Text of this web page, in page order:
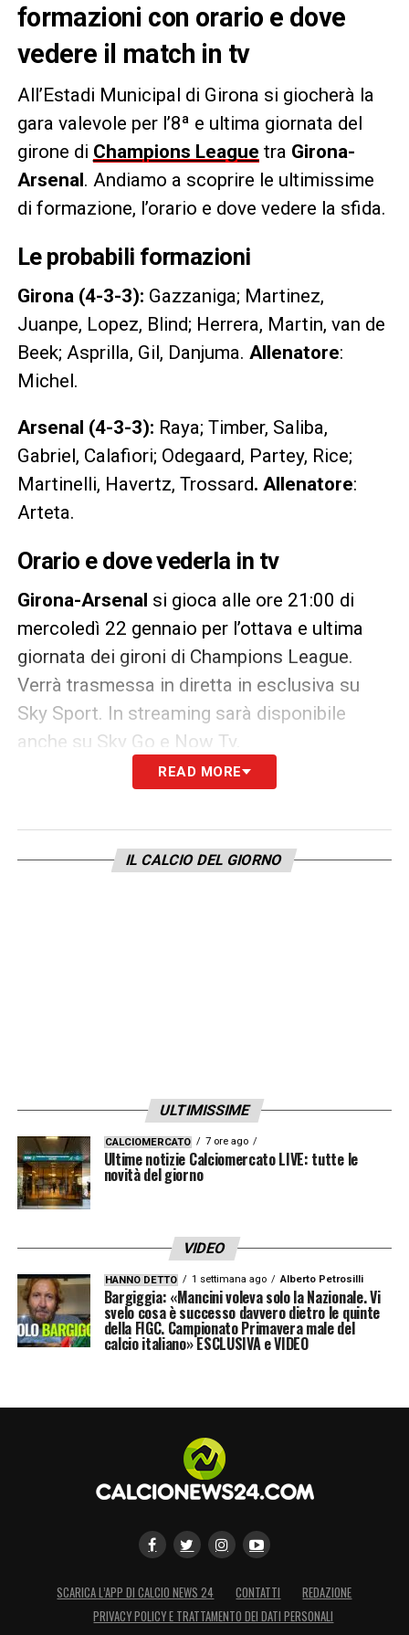
formazioni con orario e dove
vedere il match in tv
All’Estadi Municipal di Girona si giocherà la
gara valevole per l’8ª e ultima giornata del
girone di Champions League tra Girona-
Arsenal. Andiamo a scoprire le ultimissime
di formazione, l’orario e dove vedere la sfida.
Le probabili formazioni
Girona (4-3-3): Gazzaniga; Martinez,
Juanpe, Lopez, Blind; Herrera, Martin, van de
Beek; Asprilla, Gil, Danjuma. Allenatore:
Michel.
Arsenal (4-3-3): Raya; Timber, Saliba,
Gabriel, Calafiori; Odegaard, Partey, Rice;
Martinelli, Havertz, Trossard. Allenatore:
Arteta.
Orario e dove vederla in tv
Girona-Arsenal si gioca alle ore 21:00 di
mercoledì 22 gennaio per l’ottava e ultima
giornata dei gironi di Champions League.
Verrà trasmessa in diretta in esclusiva su
Sky Sport. In streaming sarà disponibile
anche su Sky Go e Now Tv.
READ MORE
IL CALCIO DEL GIORNO
ULTIMISSIME
CALCIOMERCATO 7 ore ago
Ultime notizie Calciomercato LIVE: tutte le
novità del giorno
VIDEO
HANNO DETTO 1 settimana ago Alberto Petrosilli
Bargiggia: «Mancini voleva solo la Nazionale. Vi
svelo cosa è successo davvero dietro le quinte
della FIGC. Campionato Primavera male del
calcio italiano» ESCLUSIVA e VIDEO
SCARICA L’APP DI CALCIO NEWS 24 CONTATTI
REDAZIONE
PRIVACY POLICY E TRATTAMENTO DEI DATI PERSONALI